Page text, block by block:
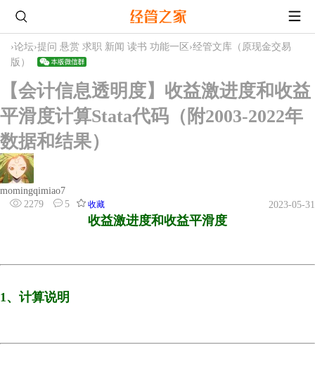
›论坛›提问 悬赏 求职 新闻 读书 功能一区 ›经管文库（原现金交易
版）
【会计信息透明度】收益激进度和收益
平滑度计算Stata代码（附2003-2022年
数据和结果）
momingqimiao7
2279
5 收藏 2023-05-31
收益激进度和收益平滑度
1、计算说明